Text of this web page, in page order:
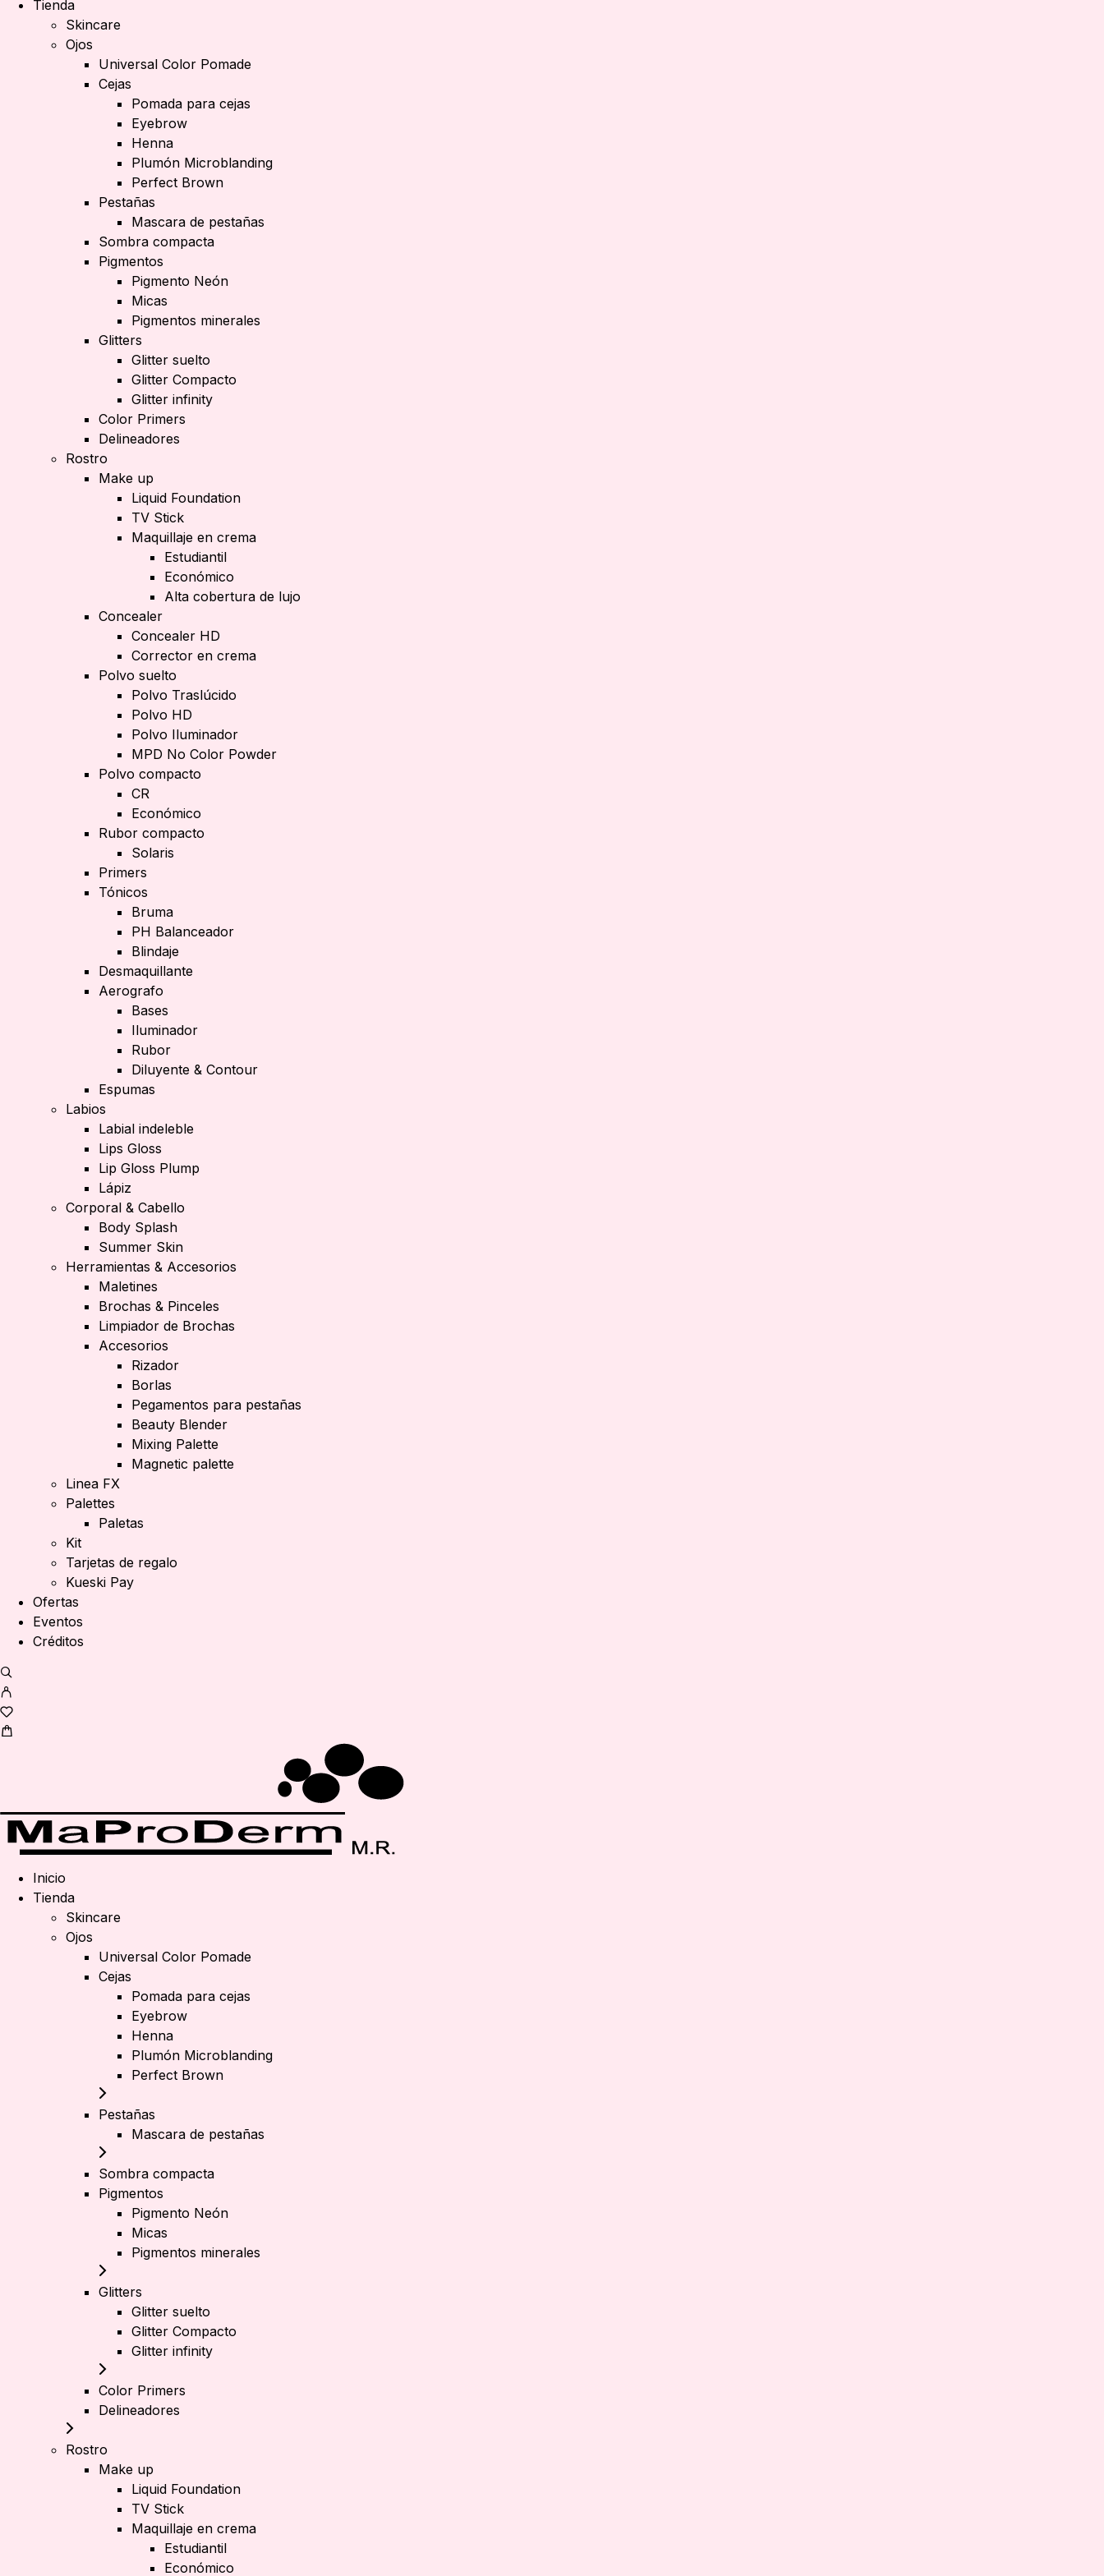
Tienda
Skincare
Ojos
Universal Color Pomade
Cejas
Pomada para cejas
Eyebrow
Henna
Plumón Microblanding
Perfect Brown
Pestañas
Mascara de pestañas
Sombra compacta
Pigmentos
Pigmento Neón
Micas
Pigmentos minerales
Glitters
Glitter suelto
Glitter Compacto
Glitter infinity
Color Primers
Delineadores
Rostro
Make up
Liquid Foundation
TV Stick
Maquillaje en crema
Estudiantil
Económico
Alta cobertura de lujo
Concealer
Concealer HD
Corrector en crema
Polvo suelto
Polvo Traslúcido
Polvo HD
Polvo Iluminador
MPD No Color Powder
Polvo compacto
CR
Económico
Rubor compacto
Solaris
Primers
Tónicos
Bruma
PH Balanceador
Blindaje
Desmaquillante
Aerografo
Bases
Iluminador
Rubor
Diluyente & Contour
Espumas
Labios
Labial indeleble
Lips Gloss
Lip Gloss Plump
Lápiz
Corporal & Cabello
Body Splash
Summer Skin
Herramientas & Accesorios
Maletines
Brochas & Pinceles
Limpiador de Brochas
Accesorios
Rizador
Borlas
Pegamentos para pestañas
Beauty Blender
Mixing Palette
Magnetic palette
Linea FX
Palettes
Paletas
Kit
Tarjetas de regalo
Kueski Pay
Ofertas
Eventos
Créditos
Inicio
Tienda
Skincare
Ojos
Universal Color Pomade
Cejas
Pomada para cejas
Eyebrow
Henna
Plumón Microblanding
Perfect Brown
Pestañas
Mascara de pestañas
Sombra compacta
Pigmentos
Pigmento Neón
Micas
Pigmentos minerales
Glitters
Glitter suelto
Glitter Compacto
Glitter infinity
Color Primers
Delineadores
Rostro
Make up
Liquid Foundation
TV Stick
Maquillaje en crema
Estudiantil
Económico